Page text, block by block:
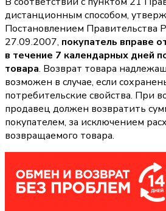
дистанционным способом,
Постановлением
27.09.2007, покупатель вправе
в течение 7 календарных дней
товара. Возврат товара
возможен в случае, если
потребительские свойства. При
продавец должен возвратить
покупателем, за исключением
возвращаемого товара.